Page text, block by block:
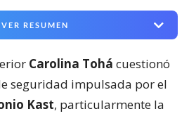
VER RESUMEN
Carolina Tohá cuestionó
seguridad impulsada por el
Kast, particularmente la